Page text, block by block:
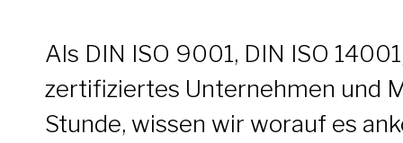
Als DIN ISO 9001, DIN ISO
zertifiziertes Unternehmen und
Stunde, wissen wir worauf es